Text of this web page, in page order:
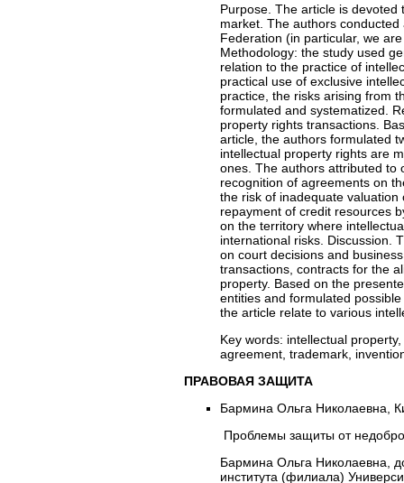
Purpose. The article is
market. The authors
Federation (in particular, we
Methodology: the study used
relation to the practice of
practical use of exclusive
practice, the risks arising from
formulated and systematized.
property rights transactions.
article, the authors formulated
intellectual property rights are
ones. The authors attributed to
recognition of agreements on
the risk of inadequate
repayment of credit resources
on the territory where
international risks. Discussion.
on court decisions and
transactions, contracts for the
property. Based on the
entities and formulated
the article relate to various
Key words: intellectual
agreement, trademark,
ПРАВОВАЯ ЗАЩИТА
Бармина Ольга Николаевна,
Проблемы защиты от
Бармина Ольга Николаевна,
института (филиала)